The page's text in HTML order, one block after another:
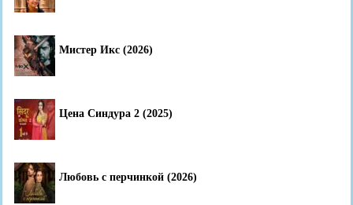
Мистер Икс (2026)
Цена Синдура 2 (2025)
Любовь с перчинкой (2026)